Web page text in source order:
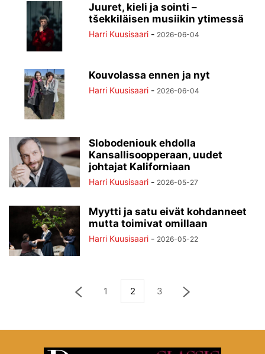
Juuret, kieli ja sointi –
tšekkiläisen musiikin ytimessä
Harri Kuusisaari - 2026-06-04
Kouvolassa ennen ja nyt
Harri Kuusisaari - 2026-06-04
Slobodeniouk ehdolla
Kansallisoopperaan, uudet
johtajat Kaliforniaan
Harri Kuusisaari - 2026-05-27
Myytti ja satu eivät kohdanneet
mutta toimivat omillaan
Harri Kuusisaari - 2026-05-22
1 2 3